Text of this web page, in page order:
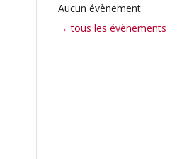
Aucun évènement
→ tous les évènements